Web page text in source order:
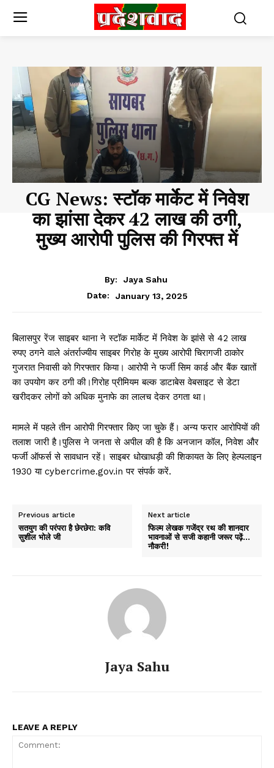
CG News: स्टॉक मार्केट में निवेश
का झांसा देकर 42 लाख की ठगी,
मुख्य आरोपी पुलिस की गिरफ्त में
By:
Jaya Sahu
Date:
January 13, 2025
बिलासपुर रेंज साइबर थाना ने स्टॉक मार्केट में निवेश के झांसे से 42 लाख
रुपए ठगने वाले अंतर्राज्यीय साइबर गिरोह के मुख्य आरोपी चिरागजी ठाकोर
गुजरात निवासी को गिरफ्तार किया। आरोपी ने फर्जी सिम कार्ड और बैंक खातों
का उपयोग कर ठगी की।गिरोह प्रीमियम बल्क डाटाबेस वेबसाइट से डेटा
खरीदकर लोगों को अधिक मुनाफे का लालच देकर ठगता था।
मामले में पहले तीन आरोपी गिरफ्तार किए जा चुके हैं। अन्य फरार आरोपियों की
तलाश जारी है।पुलिस ने जनता से अपील की है कि अनजान कॉल, निवेश और
फर्जी ऑफर्स से सावधान रहें। साइबर धोखाधड़ी की शिकायत के लिए हेल्पलाइन
1930 या cybercrime.gov.in पर संपर्क करें.
Previous article
सतयुग की परंपरा है छेरछेरा: कवि
सुशील भोले जी
Next article
फिल्म लेखक गजेंद्र रथ की शानदार
भावनाओं से सजी कहानी जरूर पढ़ें…
नौकरी!
Jaya Sahu
LEAVE A REPLY